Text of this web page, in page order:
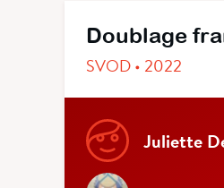
Doublage
SVOD • 2022
Juliette